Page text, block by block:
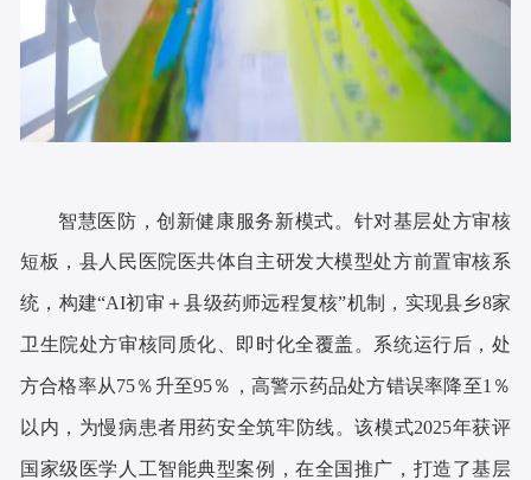
智慧医防，创新健康服务新模式。针对基层处方审核
短板，县人民医院医共体自主研发大模型处方前置审核系
统，构建“AI初审＋县级药师远程复核”机制，实现县乡8家
卫生院处方审核同质化、即时化全覆盖。系统运行后，处
方合格率从75％升至95％，高警示药品处方错误率降至1％
以内，为慢病患者用药安全筑牢防线。该模式2025年获评
国家级医学人工智能典型案例，在全国推广，打造了基层